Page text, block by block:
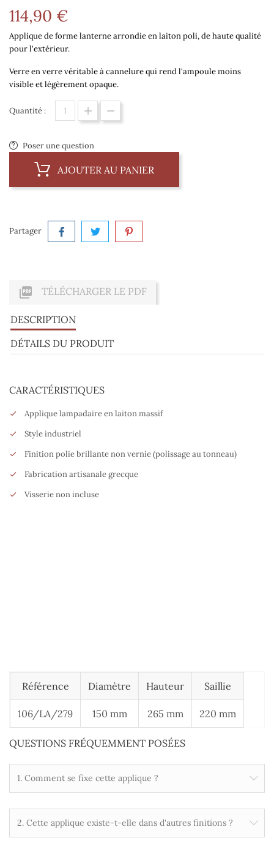
114,90 €
Applique de forme lanterne arrondie en laiton poli, de haute qualité
pour l'extérieur.
Verre en verre véritable à cannelure qui rend l'ampoule moins
visible et légèrement opaque.
Quantité :
Poser une question
AJOUTER AU PANIER
Partager
 TÉLÉCHARGER LE PDF
DESCRIPTION
DÉTAILS DU PRODUIT
CARACTÉRISTIQUES
Applique lampadaire en laiton massif
Style industriel
Finition polie brillante non vernie (polissage au tonneau)
Fabrication artisanale grecque
Visserie non incluse
Référence Diamètre Hauteur Saillie
106/LA/279 150 mm 265 mm 220 mm
QUESTIONS FRÉQUEMMENT POSÉES
1. Comment se fixe cette applique ?
2. Cette applique existe-t-elle dans d'autres finitions ?